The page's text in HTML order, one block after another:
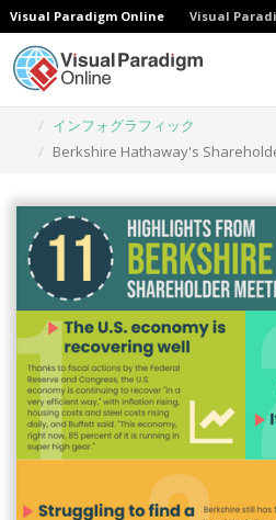
Visual Paradigm Online Visual
インフォグラフィック
Berkshire Hathaway's